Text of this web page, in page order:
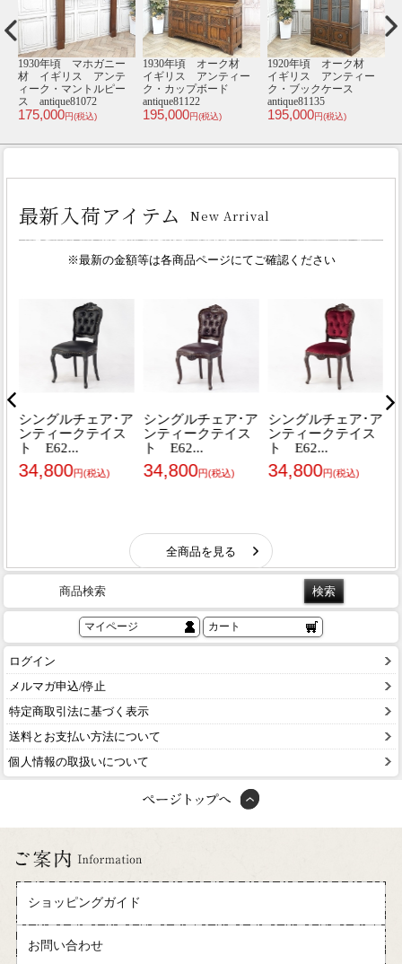
4人掛けソファ･アンテ
ィークテイスト
VC4F92K(VCRF92K_VCLF92K)
139,600円(税込)
1人掛けソファ･アンテ
ィークテイスト
VL1F290K
48,800円(税込)
4人掛けソファ･アンテ
ィークテイスト
VS4F92K
128,000円(税込)
商品検索
マイページ カート
ログイン
メルマガ申込/停止
特定商取引法に基づく表示
送料とお支払い方法について
個人情報の取扱いについて
ショッピングガイド
お問い合わせ